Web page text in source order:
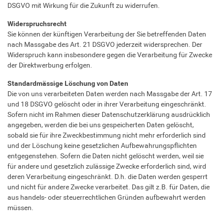
DSGVO mit Wirkung für die Zukunft zu widerrufen.
Widerspruchsrecht
Sie können der künftigen Verarbeitung der Sie betreffenden Daten
nach Massgabe des Art. 21 DSGVO jederzeit widersprechen. Der
Widerspruch kann insbesondere gegen die Verarbeitung für Zwecke
der Direktwerbung erfolgen.
Standardmässige Löschung von Daten
Die von uns verarbeiteten Daten werden nach Massgabe der Art. 17
und 18 DSGVO gelöscht oder in ihrer Verarbeitung eingeschränkt.
Sofern nicht im Rahmen dieser Datenschutzerklärung ausdrücklich
angegeben, werden die bei uns gespeicherten Daten gelöscht,
sobald sie für ihre Zweckbestimmung nicht mehr erforderlich sind
und der Löschung keine gesetzlichen Aufbewahrungspflichten
entgegenstehen. Sofern die Daten nicht gelöscht werden, weil sie
für andere und gesetzlich zulässige Zwecke erforderlich sind, wird
deren Verarbeitung eingeschränkt. D.h. die Daten werden gesperrt
und nicht für andere Zwecke verarbeitet. Das gilt z.B. für Daten, die
aus handels- oder steuerrechtlichen Gründen aufbewahrt werden
müssen.